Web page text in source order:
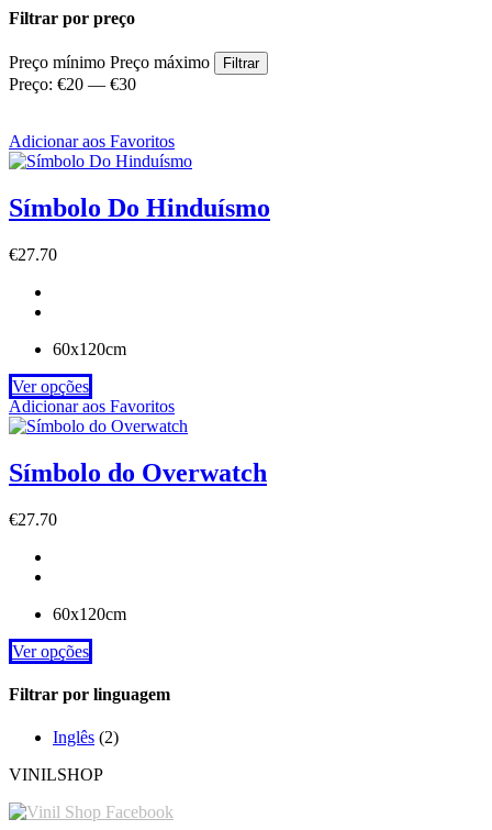
Filtrar por preço
Preço mínimo Preço máximo Filtrar
Preço: €20 — €30
Adicionar aos Favoritos
Símbolo Do Hinduísmo
€27.70
60x120cm
Ver opções
Adicionar aos Favoritos
Símbolo do Overwatch
€27.70
60x120cm
Ver opções
Filtrar por linguagem
Inglês (2)
VINILSHOP